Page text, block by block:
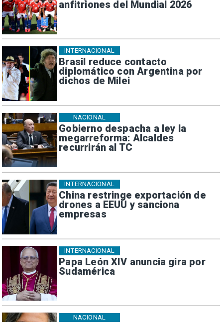
anfitriones del Mundial 2026
Brasil reduce contacto
diplomático con Argentina por
dichos de Milei
INTERNACIONAL
Gobierno despacha a ley la
megarreforma: Alcaldes
recurrirán al TC
NACIONAL
China restringe exportación de
drones a EEUU y sanciona
empresas
INTERNACIONAL
Papa León XIV anuncia gira por
Sudamérica
INTERNACIONAL
NACIONAL